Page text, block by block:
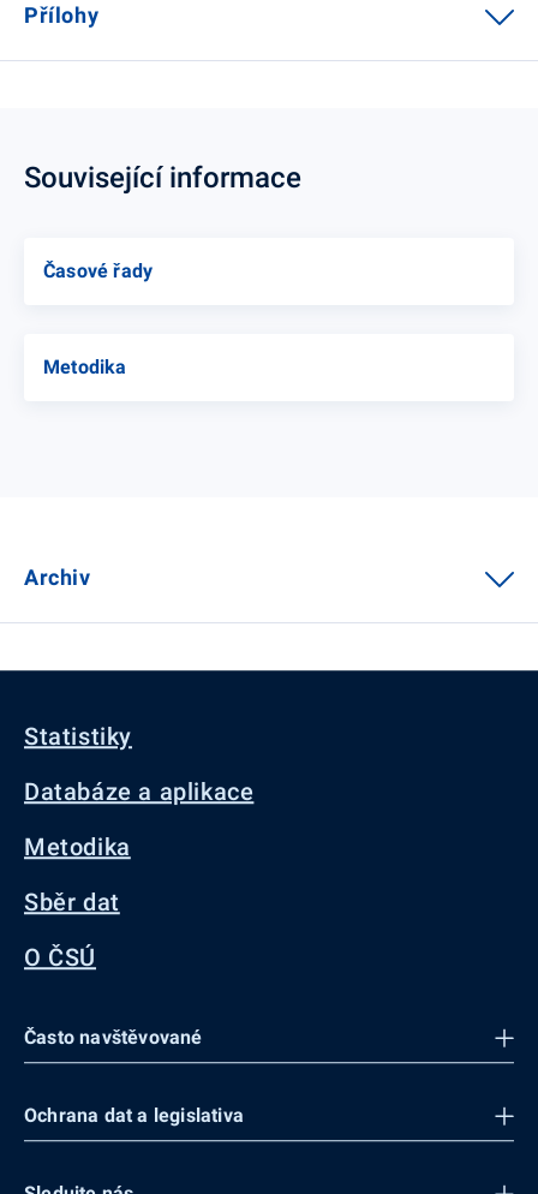
Přílohy
Související informace
Časové řady
Metodika
Archiv
Statistiky
Databáze a aplikace
Metodika
Sběr dat
O ČSÚ
Často navštěvované
Ochrana dat a legislativa